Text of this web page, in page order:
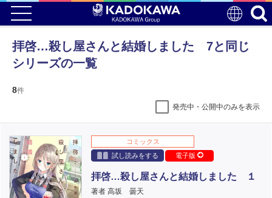
拝啓…殺し屋さんと結婚しました 7と同じ
シリーズの一覧
8件
発売中・公開中のみを表示
コミックス
試し読みをする
電子版
拝啓…殺し屋さんと結婚しました １
著者 高坂 曇天